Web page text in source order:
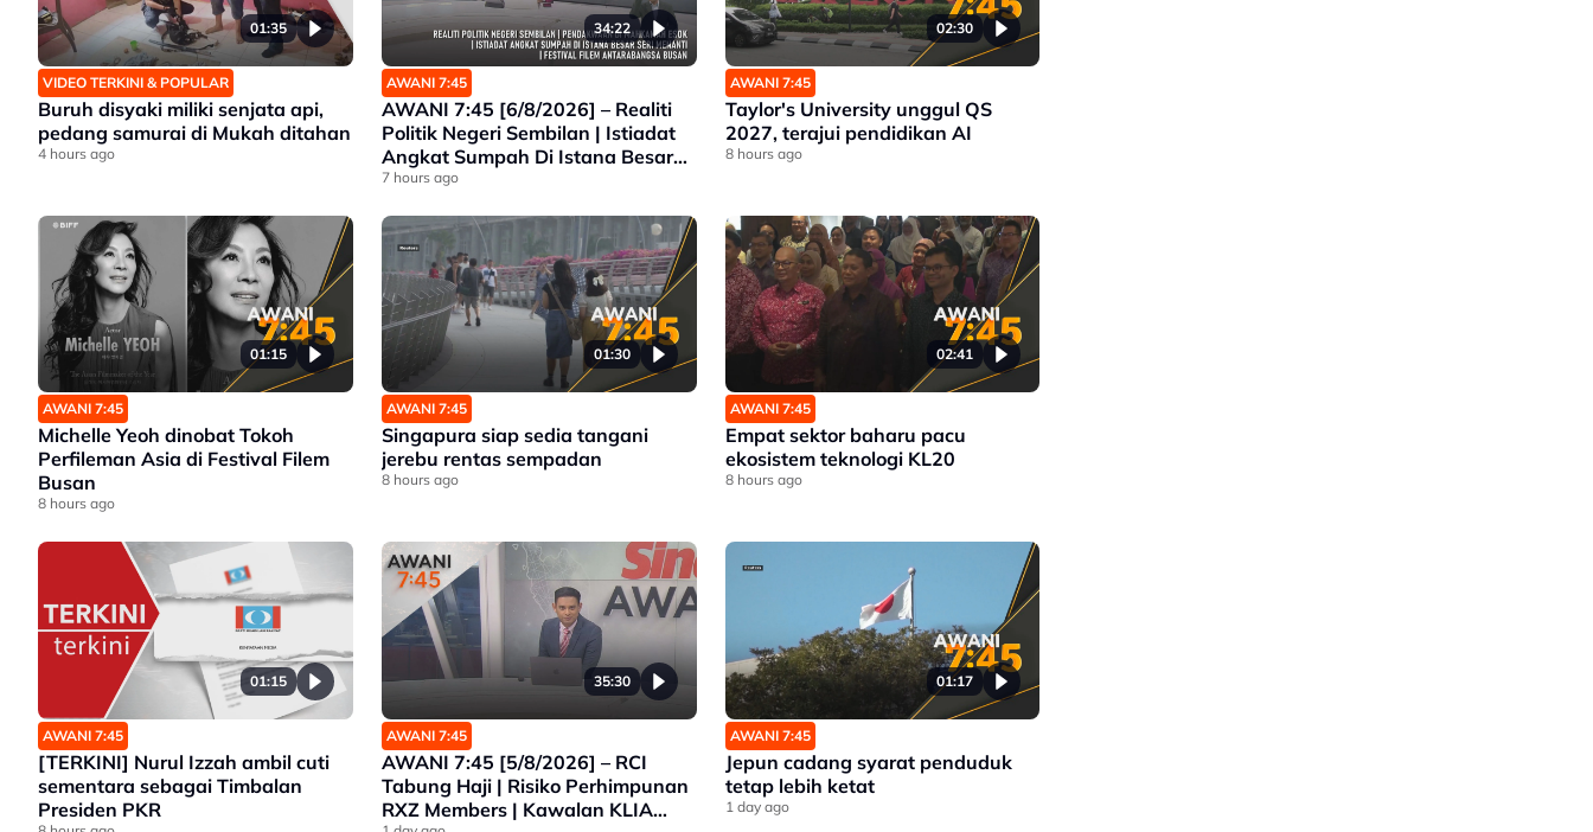
01:35
VIDEO TERKINI & POPULAR
Buruh disyaki miliki senjata api,
pedang samurai di Mukah ditahan
4 hours ago
34:22
AWANI 7:45
AWANI 7:45 [6/8/2026] – Realiti
Politik Negeri Sembilan | Istiadat
Angkat Sumpah Di Istana Besar
Seri Menanti | Pendakwaan Di
Antarabangsa Busan
7 hours ago
02:30
AWANI 7:45
Taylor's University unggul QS
2027, terajui pendidikan AI
8 hours ago
01:15
AWANI 7:45
Michelle Yeoh dinobat Tokoh
Perfileman Asia di Festival Filem
Busan
8 hours ago
01:30
AWANI 7:45
Singapura siap sedia tangani
jerebu rentas sempadan
8 hours ago
02:41
AWANI 7:45
Empat sektor baharu pacu
ekosistem teknologi KL20
8 hours ago
01:15
AWANI 7:45
[TERKINI] Nurul Izzah ambil cuti
sementara sebagai Timbalan
Presiden PKR
35:30
AWANI 7:45
AWANI 7:45 [5/8/2026] – RCI
Tabung Haji | Risiko Perhimpunan
RXZ Members | Kawalan KLIA
01:17
AWANI 7:45
Jepun cadang syarat penduduk
tetap lebih ketat
1 day ago